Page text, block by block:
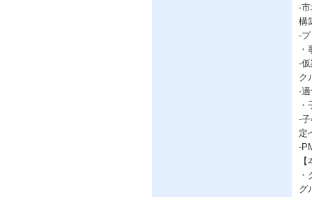
-
構
-
-
ク
-
-
定
-
グ